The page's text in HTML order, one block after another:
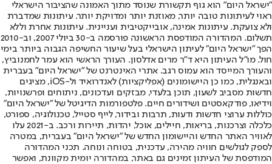
"ישראל היום" הוא גוף תקשורת שנוסד מתוך האמונה שהציבור הישראלי
ראוי לעיתונות טובה יותר, מאוזנת יותר ומדויקת יותר. עיתונות שמדברת
ולא צועקת. עיתונות אמינה, אובייקטיבית ועניינית. עיתונות אחרת וללא
תשלום. המהדורה המודפסת הראשונה פורסמה ב-30 ביולי 2007, וב-2010
הפך "ישראל היום" לעיתון הישראלי בעל שיעור החשיפה הגבוה ביותר בימי
חול. מו"ל העיתון היא ד"ר מרים אדלסון. העורך הראשי הוא עמר לחמנוביץ,
והעורך המייסד הוא עמוס רגב. אתרי האינטרנט של "ישראל היום" בעברית
ובאנגלית, כמו כן היישומונים (אפליקציות) לאנדרואיד ול-iOS, מציגים
חדשות מסביב לשעון, תוכן בלעדי, מבזקים ועדכונים, ניתוחים ופרשנויות,
וידיאו, פודקאסטים ושידורים חיים. פלטפורמות הדיגיטל של "ישראל היום"
כוללות ערוצי חדשות ודעות, תרבות ובידור, לייף סטייל, טכנולוגיה, ספורט,
כלכלה וצרכנות, בריאות, חיילים, אוכל, יהדות, תיירות ורכב. ב-2021 עלו
לאוויר האתר החדש והיישומון החדש של "ישראל היום" בעברית, במטרה
לספק לגולשים חוויה מהירה, עדכנית, בטוחה ונוחה. תכני המהדורה
המודפסת של העיתון זמינים גם באתר, במהדורה יומית מקוונת, ואפשר